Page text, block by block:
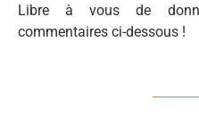
Libre à vous de
commentaires ci-dessous !